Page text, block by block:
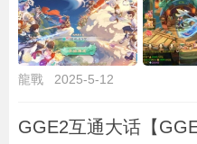
龍戰 2025-5-12
GGE2互通大话【